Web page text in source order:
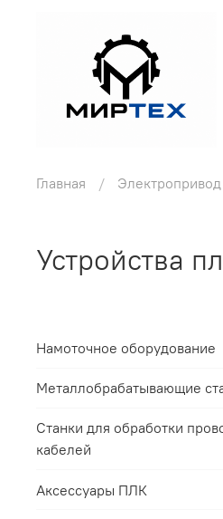
Главная Электропривод
Устройства
Намоточное оборудование
Металлобрабатывающие
Станки для обработки
кабелей
Аксессуары ПЛК